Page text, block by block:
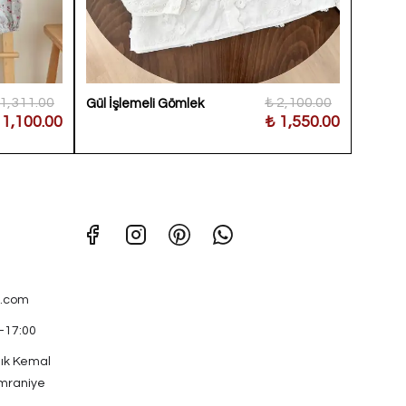
Gül İşlemeli Gömlek ₺ 2,100.00
₺ 1,550.00
17:00
Kemal